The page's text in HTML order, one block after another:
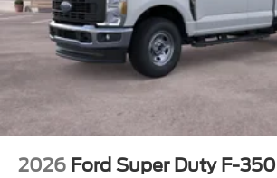
2026 Ford Super Duty F-